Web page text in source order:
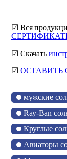
☑ Вся
☑ Скачать
☑ ОСТАВИТЬ
мужские
Ray-Ban
Круглые
Авиаторы